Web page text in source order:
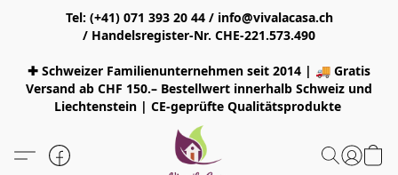
Tel: (+41) 071 393 20 44 / info@vivalacasa.ch
/ Handelsregister-Nr. CHE-221.573.490
✚ Schweizer Familienunternehmen seit 2014 | 🚚 Gratis
Versand ab CHF 150.– Bestellwert innerhalb Schweiz und
Liechtenstein | CE-geprüfte Qualitätsprodukte